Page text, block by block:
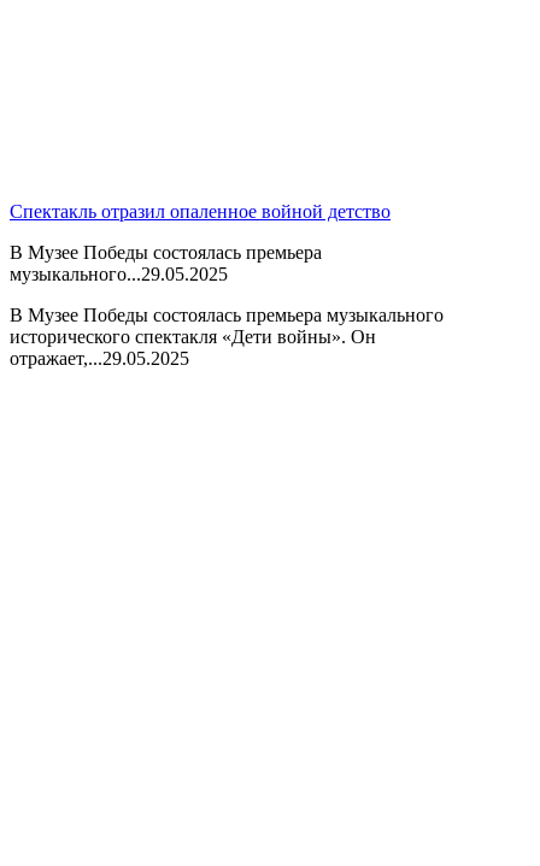
Спектакль отразил опаленное войной детство
В Музее Победы состоялась премьера
музыкального...29.05.2025
В Музее Победы состоялась премьера музыкального
исторического спектакля «Дети войны». Он
отражает,...29.05.2025